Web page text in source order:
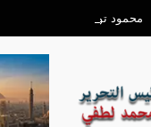
محمود توفيق يكتب: بعد توقف MyNTRA.. هل يكفي شعار «نقوم بالتحديث»؟